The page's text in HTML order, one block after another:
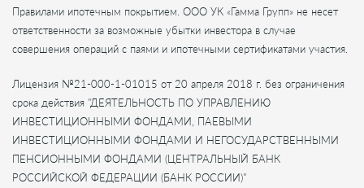
Правилами ипотечным покрытием. ООО УК «Гамма Групп» не несет
ответственности за возможные убытки инвестора в случае
совершения операций с паями и ипотечными сертификатами участия.
Лицензия №21-000-1-01015 от 20 апреля 2018 г. без ограничения
срока действия "ДЕЯТЕЛЬНОСТЬ ПО УПРАВЛЕНИЮ
ИНВЕСТИЦИОННЫМИ ФОНДАМИ, ПАЕВЫМИ
ИНВЕСТИЦИОННЫМИ ФОНДАМИ И НЕГОСУДАРСТВЕННЫМИ
ПЕНСИОННЫМИ ФОНДАМИ (ЦЕНТРАЛЬНЫЙ БАНК
РОССИЙСКОЙ ФЕДЕРАЦИИ (БАНК РОССИИ)"